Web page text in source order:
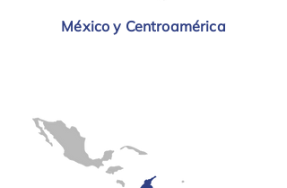
México y Centroamérica